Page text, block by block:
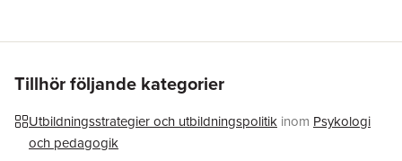
depth reflection on the politics of modernity, changing rural
Tillhör följande kategorier
Utbildningsstrategier och utbildningspolitik inom Psykologi
och pedagogik